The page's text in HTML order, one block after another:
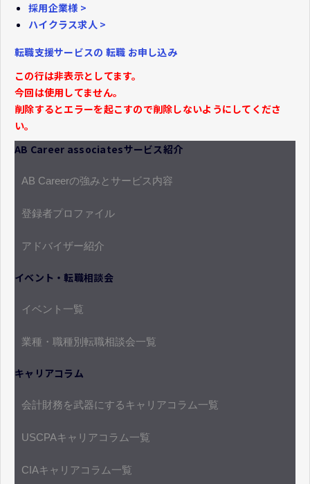
採用企業様 >
ハイクラス求人 >
転職支援サービスの 転職 お申し込み
この行は非表示としてます。
今回は使用してません。
削除するとエラーを起こすので削除しないようにしてくださ
い。
AB Career associatesサービス紹介
AB Careerの強みとサービス内容
登録者プロファイル
アドバイザー紹介
イベント・転職相談会
イベント一覧
業種・職種別転職相談会一覧
キャリアコラム
会計財務を武器にするキャリアコラム一覧
USCPAキャリアコラム一覧
CIAキャリアコラム一覧